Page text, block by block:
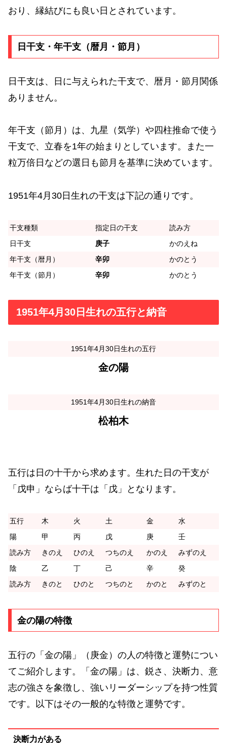
おり、縁結びにも良い日とされています。
日干支・年干支（暦月・節月）
日干支は、日に与えられた干支で、暦月・節月関係
ありません。
年干支（節月）は、九星（気学）や四柱推命で使う
干支で、立春を1年の始まりとしています。また一
粒万倍日などの選日も節月を基準に決めています。
1951年4月30日生れの干支は下記の通りです。
干支種類 指定日の干支
読み方
日干支
庚子
かのえね
年干支（暦月）
辛卯
かのとう
年干支（節月）
辛卯 かのとう
1951年4月30日生れの五行と納音
1951年4月30日生れの五行
金の陽
1951年4月30日生れの納音
松柏木
五行は日の十干から求めます。生れた日の干支が
「戊申」ならば十干は「戊」となります。
五行 木 火 土 金
水
陽
甲 丙 戊 庚
壬
読み方
きのえ ひのえ つちのえ かのえ
みずのえ
陰
乙 丁 己 辛
癸
読み方
きのと ひのと つちのと かのと みずのと
金の陽の特徴
五行の「金の陽」（庚金）の人の特徴と運勢につい
てご紹介します。「金の陽」は、鋭さ、決断力、意
志の強さを象徴し、強いリーダーシップを持つ性質
です。以下はその一般的な特徴と運勢です。
決断力がある